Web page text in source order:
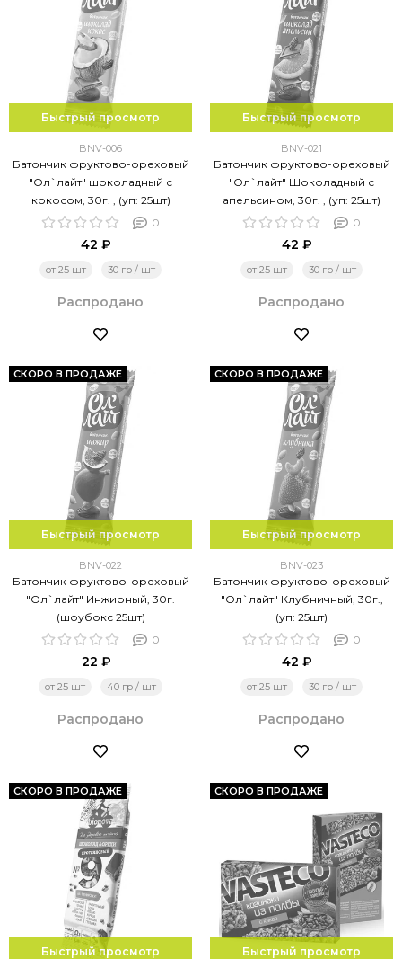
Быстрый просмотр
BNV-006
Батончик фруктово-ореховый
"Ол`лайт" шоколадный с
кокосом, 30г. , (уп: 25шт)
0
42 ₽
от 25 шт 30 гр / шт
Распродано
Быстрый просмотр
BNV-021
Батончик фруктово-ореховый
"Ол`лайт" Шоколадный с
апельсином, 30г. , (уп: 25шт)
0
42 ₽
от 25 шт 30 гр / шт
Распродано
СКОРО В ПРОДАЖЕ
Быстрый просмотр
BNV-022
Батончик фруктово-ореховый
"Ол`лайт" Инжирный, 30г.
(шоубокс 25шт)
0
22 ₽
от 25 шт 40 гр / шт
Распродано
СКОРО В ПРОДАЖЕ
Быстрый просмотр
BNV-023
Батончик фруктово-ореховый
"Ол`лайт" Клубничный, 30г.,
(уп: 25шт)
0
42 ₽
от 25 шт 30 гр / шт
Распродано
СКОРО В ПРОДАЖЕ
Быстрый просмотр
СКОРО В ПРОДАЖЕ
Быстрый просмотр